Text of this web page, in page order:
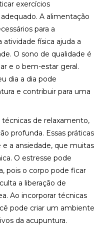
exercícios
A alimentação
para a
física ajuda a
O sono de qualidade é
e o bem-estar geral.
dia a dia pode
e contribuir para uma
de relaxamento,
profunda. Essas práticas
a ansiedade, que muitas
O estresse pode
pois o corpo pode ficar
a liberação de
Ao incorporar técnicas
pode criar um ambiente
da acupuntura.
SEU EQUILÍBRIO E
SEU EQUILÍBRIO E
SEU EQUILÍBRIO E